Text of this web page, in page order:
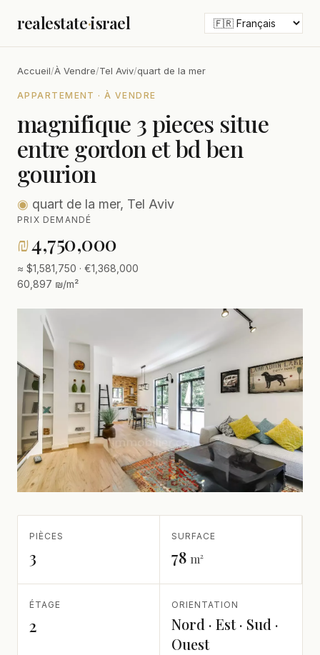
realestate·israel
Accueil/À Vendre/Tel Aviv/quart de la mer
APPARTEMENT · À VENDRE
magnifique 3 pieces situe
entre gordon et bd ben
gourion
◉ quart de la mer, Tel Aviv
PRIX DEMANDÉ
₪4,750,000
≈ $1,581,750 · €1,368,000
60,897 ₪/m²
PIÈCES
3
SURFACE
78 m²
ÉTAGE
2
ORIENTATION
Nord · Est · Sud ·
Ouest